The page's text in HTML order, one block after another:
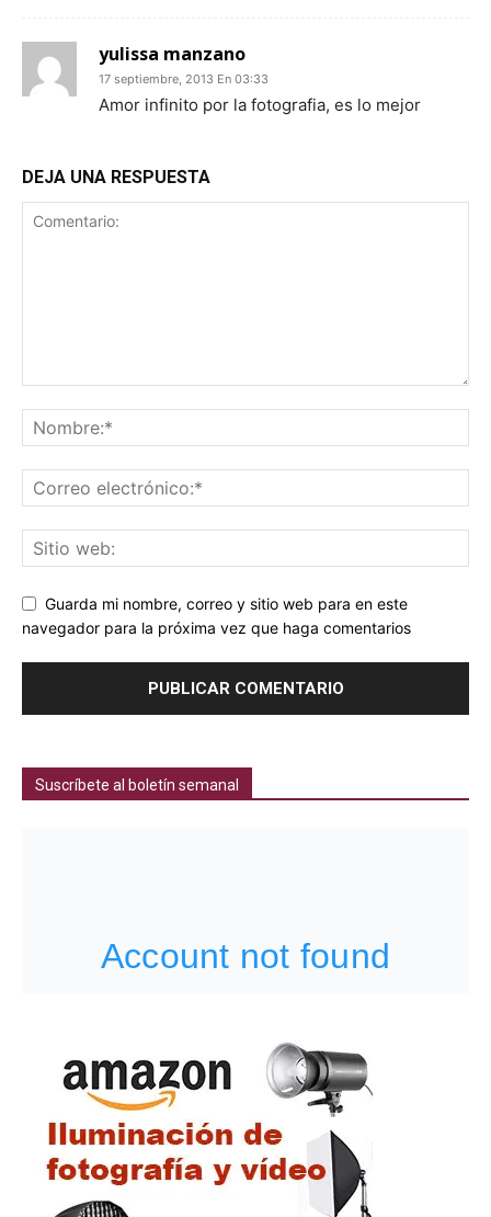
yulissa manzano
17 septiembre, 2013 En 03:33
Amor infinito por la fotografia, es lo mejor
DEJA UNA RESPUESTA
Guarda mi nombre, correo y sitio web para en este
navegador para la próxima vez que haga comentarios
Suscríbete al boletín semanal